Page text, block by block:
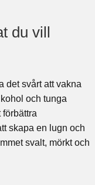
du vill
det svårt att vakna
och tunga
skapa en lugn och
svalt, mörkt och